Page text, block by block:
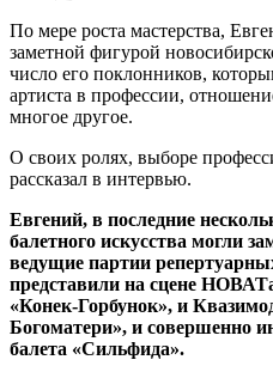
По мере роста мастерства,
заметной фигурой
число его поклонников,
артиста в профессии,
многое другое.
О своих ролях, выборе
рассказал в интервью.
Евгений, в последние
балетного искусства могли
ведущие партии
представили на сцене
«Конек-Горбунок», и
Богоматери», и совершенно
балета «Сильфида».